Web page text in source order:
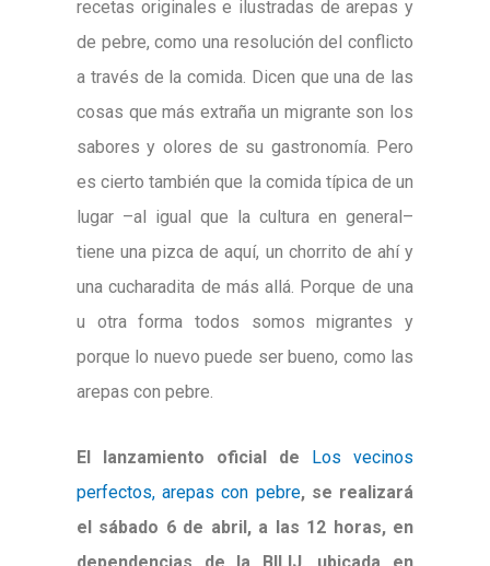
recetas originales e ilustradas de arepas y
de pebre, como una resolución del conflicto
a través de la comida. Dicen que una de las
cosas que más extraña un migrante son los
sabores y olores de su gastronomía. Pero
es cierto también que la comida típica de un
lugar –al igual que la cultura en general–
tiene una pizca de aquí, un chorrito de ahí y
una cucharadita de más allá. Porque de una
u otra forma todos somos migrantes y
porque lo nuevo puede ser bueno, como las
arepas con pebre.
El lanzamiento oficial de Los vecinos
perfectos, arepas con pebre, se realizará
el sábado 6 de abril, a las 12 horas, en